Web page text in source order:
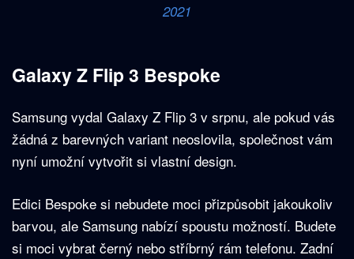
2021
Galaxy Z Flip 3 Bespoke
Samsung vydal Galaxy Z Flip 3 v srpnu, ale pokud vás
žádná z barevných variant neoslovila, společnost vám
nyní umožní vytvořit si vlastní design.
Edici Bespoke si nebudete moci přizpůsobit jakoukoliv
barvou, ale Samsung nabízí spoustu možností. Budete
si moci vybrat černý nebo stříbrný rám telefonu. Zadní